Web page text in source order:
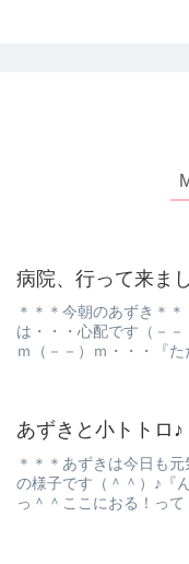
病院、行って来まし
＊＊＊今朝のあずき＊
は・・・心配です（－
ｍ（－－）ｍ・・・『
あずきと小トトロ♪
＊＊＊あずきは今日も
の様子です（＾＾）♪『
っ＾＾ここにおる！っ